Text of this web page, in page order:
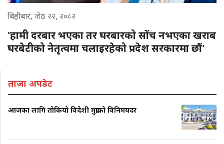
बिहीबार, जेठ २२, २०८२
'हामी दरबार भएका तर घरबारको सोंच नभएका खराब
घरबेटीको नेतृत्वमा चलाइरहेको प्रदेश सरकारमा छौं'
ताजा अपडेट
आजका लागि तोकियो विदेशी मुद्राको विनिमयदर